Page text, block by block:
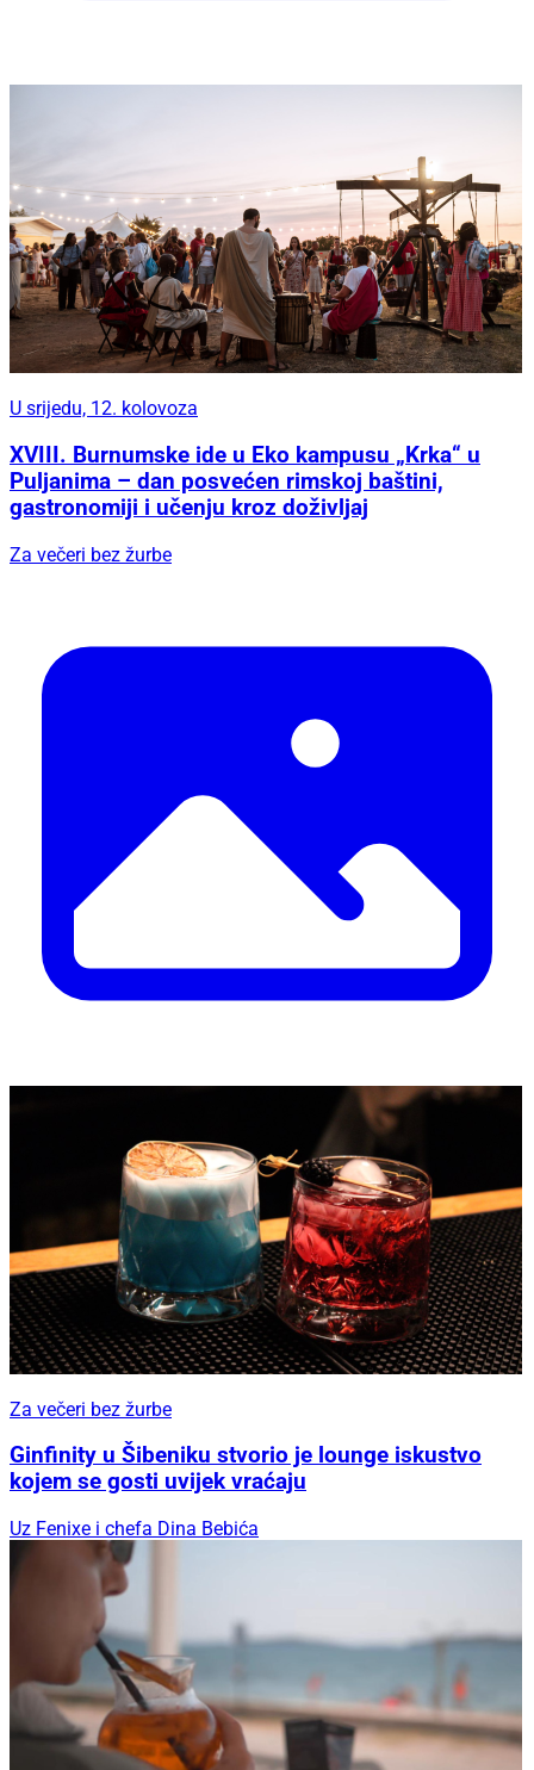
U srijedu, 12. kolovoza
XVIII. Burnumske ide u Eko kampusu „Krka“ u
Puljanima – dan posvećen rimskoj baštini,
gastronomiji i učenju kroz doživljaj
Za večeri bez žurbe
Za večeri bez žurbe
Ginfinity u Šibeniku stvorio je lounge iskustvo
kojem se gosti uvijek vraćaju
Uz Fenixe i chefa Dina Bebića